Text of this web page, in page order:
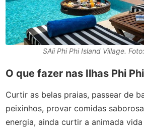
SAii Phi Phi Island Village.
O que fazer nas Ilhas Phi Phi
Curtir as belas praias, passear de
peixinhos, provar comidas
energia, ainda curtir a animada